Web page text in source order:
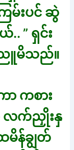
မ်းပင် ဆွဲ
” ရှင်း
းညူမိသည်။
ကစား
လက်ညှိုးနှ
မိန်ချွတ်